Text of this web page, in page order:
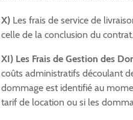
X) Les frais de service de
celle de la conclusion du contrat.
XI) Les Frais de Gestion des
coûts administratifs découlant
dommage est identifié au
tarif de location ou si les